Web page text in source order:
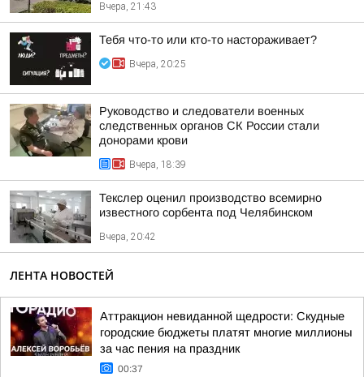
Вчера, 21:43
Тебя что-то или кто-то настораживает?
Вчера, 20:25
Руководство и следователи военных
следственных органов СК России стали
донорами крови
Вчера, 18:39
Текслер оценил производство всемирно
известного сорбента под Челябинском
Вчера, 20:42
ЛЕНТА НОВОСТЕЙ
Аттракцион невиданной щедрости: Скудные
городские бюджеты платят многие миллионы
за час пения на праздник
00:37